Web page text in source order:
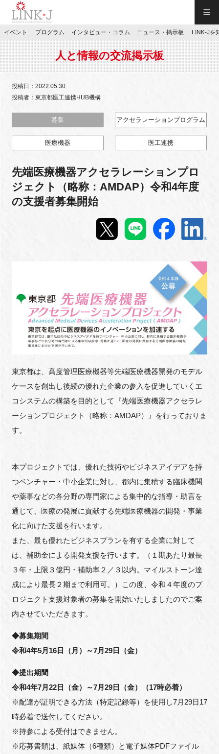
JP／EN
特別会員専用メニュー
施設ご予約
お問い合わせ
マイページ
インタビュー・コラム
ニュース・掲示板
LINK-Jを知る
特別会員
施設・アクセス
閉じる
イベント プログラム インタビュー・コラム ニュース・掲示板 LINK-Jを
人と情報の交流掲示板
投稿日：2022.05.30
投稿者：東京都医工連携HUB機構
募集 アクセラレーションプログラム
医療機器 医工連携
先端医療機器アクセラレーションプロ
ジェクト（略称：AMDAP）令和4年度
の支援者募集開始
東京都は、高度管理医療機器等先端医療機器開発のモデル
ケースを創出し後続の優れた企業の参入を促進していくエ
コシステムの構築を目的として
『先端医療機器アクセラレ
ーションプロジェクト（略称：AMDAP）』を行っておりま
す。
本プロジェクトでは、優れた技術やビジネスアイデアを持
つベンチャー・中小企業に対し、都内に集積する臨床機関
や薬事などの各分野の専門家による集中的な指導・助言を
通じて、医療の発展に貢献する先端医療機器の開発・事業
化に向けた支援を行います。
また、最も優れたビジネスプランを有する企業に対して
は、補助金による開発支援を行います。（１期あたり最⻑
３年・上限３億円・補助率２／３以内。マイルストーン達
成により最⻑２期まで利用可。）この度、令和４年度のプ
ロジェクト支援対象者の募集を開始いたしましたのでご案
内させていただきます。
◆募集期間
令和4年5月16日（月）～7月29日（金）
◆提出期間
令和4年7月22日（金）～7月29日（金）（17時必着）
※配達が証明できる方法（特定記録等）を使用し7月29日17
時必着で送付してください。
※持参による受付はできません。
※応募書類は、紙媒体（6種類）と電子媒体PDFファイル